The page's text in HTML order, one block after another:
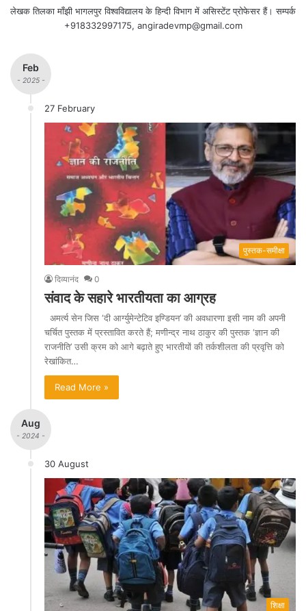
लेखक तिलका माँझी भागलपुर विश्वविद्यालय के हिन्दी विभाग में असिस्टेंट प्रोफेसर हैं। सम्पर्क
+918332997175, angiradevmp@gmail.com
Feb
- 2025 -
27 February
पुस्तक-समीक्षा
दिव्यानंद 0
संवाद के सहारे भारतीयता का आग्रह
अमर्त्य सेन जिस ‘दी आर्ग्युमेन्टेटिव इण्डियन’ की अवधारणा इसी नाम की अपनी
चर्चित पुस्तक में प्रस्तावित करते हैं; मणीन्द्र नाथ ठाकुर की पुस्तक ‘ज्ञान की
राजनीति’ उसी क्रम को आगे बढ़ाते हुए भारतीयों की तर्कशीलता की प्रवृत्ति को
रेखांकित…
Read More »
Aug
- 2024 -
30 August
शिक्षा